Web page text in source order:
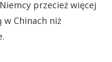
przecież więcej
w Chinach niż